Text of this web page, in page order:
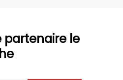
partenaire le